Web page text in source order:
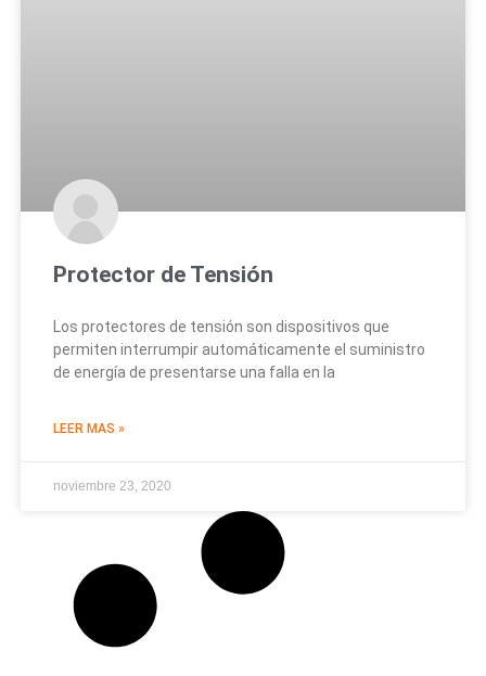
Protector de Tensión
Los protectores de tensión son dispositivos que
permiten interrumpir automáticamente el suministro
de energía de presentarse una falla en la
LEER MAS »
noviembre 23, 2020